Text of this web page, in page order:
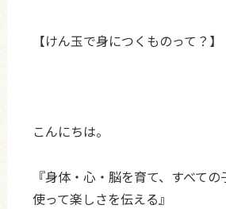
【けん玉で身につくものって？】
こんにちは。
『身体・心・脳を育て、すべて
使って楽しさを伝える』